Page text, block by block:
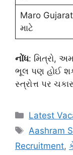
Maro
માટે
નોંધ: મિત્રો,
ભૂલ પણ હોઈ શકે
સ્ત્રોત્ત પર
Categories
Latest
Tags
Aashram
Recruitment,